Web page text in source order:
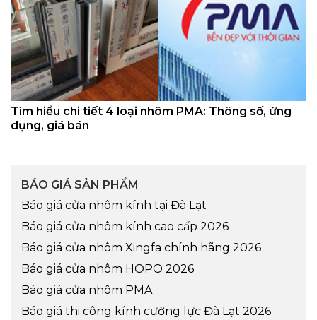
Tìm hiểu chi tiết 4 loại nhôm PMA: Thông số, ứng
dụng, giá bán
BÁO GIÁ SẢN PHẨM
Báo giá cửa nhôm kính tại Đà Lạt
Báo giá cửa nhôm kính cao cấp 2026
Báo giá cửa nhôm Xingfa chính hãng 2026
Báo giá cửa nhôm HOPO 2026
Báo giá cửa nhôm PMA
Báo giá thi công kính cường lực Đà Lạt 2026